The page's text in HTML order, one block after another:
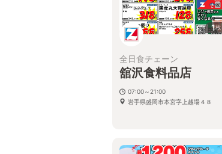
1枚
全日食チェーン
舘沢食料品店
07:00～21:00
岩手県盛岡市本宮字上越場４８